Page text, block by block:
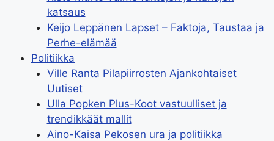
katsaus
Keijo Leppänen Lapset – Faktoja, Taustaa ja
Perhe-elämää
Politiikka
Ville Ranta Pilapiirrosten Ajankohtaiset
Uutiset
Ulla Popken Plus-Koot vastuulliset ja
trendikkäät mallit
Aino-Kaisa Pekosen ura ja politiikka